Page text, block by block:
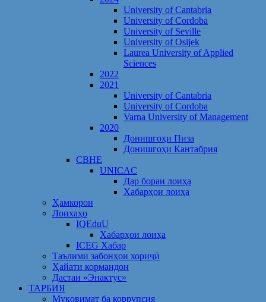
University of Cantabria
University of Cordoba
University of Seville
University of Osijek
Laurea University of Applied
Sciences
2022
2021
University of Cantabria
University of Cordoba
Varna University of Management
2020
Донишгоҳи Пиза
Донишгоҳи Кантабрия
CBHE
UNICAC
Дар бораи лоиҳа
Хабарҳои лоиҳа
Ҳамкорон
Лоихаҳо
IQEduU
Хабарҳои лоиҳа
ICEG Хабар
Таълими забонҳои хориҷӣ
Ҳайати кормандон
Дастаи «Энактус»
ТАРБИЯ
Муқовимат ба коррупсия